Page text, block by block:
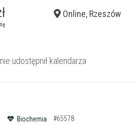
Online, Rzeszów
udostępnił kalendarza
Biochemia #65578